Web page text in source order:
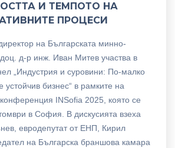
И ТЕМПОТО НА
ПРОЦЕСИ
на Българската минно-
д-р инж. Иван Митев участва в
„Индустрия и суровини: По-малко
устойчив бизнес“ в рамките на
INSofia 2025, която се
в София. В дискусията взеха
евродепутат от ЕНП, Кирил
на Българска браншова камара